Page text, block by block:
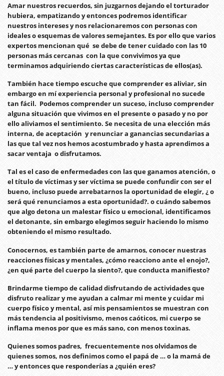
Amar nuestros recuerdos, sin juzgarnos dejando el torturador
hubiera, empatizando y entonces podremos identificar
nuestros intereses y nos relacionaremos con personas con
ideales o esquemas de valores semejantes. Es por ello que varios
expertos mencionan qué se debe de tener cuidado con las 10
personas más cercanas con la que convivimos ya que
terminamos adquiriendo ciertas características de ellos(as).
También hace tiempo escuche que comprender es aliviar, sin
embargo en mí experiencia personal y profesional no sucede
tan fácil. Podemos comprender un suceso, incluso comprender
alguna situación que vivimos en el presente o pasado y no por
ello aliviamos el sentimiento. Se necesita de una elección más
interna, de aceptación y renunciar a ganancias secundarias a
las que tal vez nos hemos acostumbrado y hasta aprendimos a
sacar ventaja o disfrutamos.
Tal es el caso de enfermedades con las que ganamos atención, o
el título de víctimas y ser víctima se puede confundir con ser el
bueno, incluso puede arrebatarnos la oportunidad de elegir, ¿ o
será qué renunciamos a esta oportunidad?. o cuándo sabemos
que algo detona un malestar físico u emocional, identificamos
el detonante, sin embargo elegimos seguir haciendo lo mismo
obteniendo el mismo resultado.
Conocernos, es también parte de amarnos, conocer nuestras
reacciones físicas y mentales, ¿cómo reacciono ante el enojo?,
¿en qué parte del cuerpo la siento?, que conducta manifiesto?
Brindarme tiempo de calidad disfrutando de actividades que
disfruto realizar y me ayudan a calmar mi mente y cuidar mi
cuerpo físico y mental, así mis pensamientos se muestran con
más tendencia al positivismo, menos caóticos, mi cuerpo se
inflama menos por que es más sano, con menos toxinas.
Quienes somos padres, frecuentemente nos olvidamos de
quienes somos, nos definimos como el papá de … o la mamá de
… y entonces que responderías a ¿quién eres?